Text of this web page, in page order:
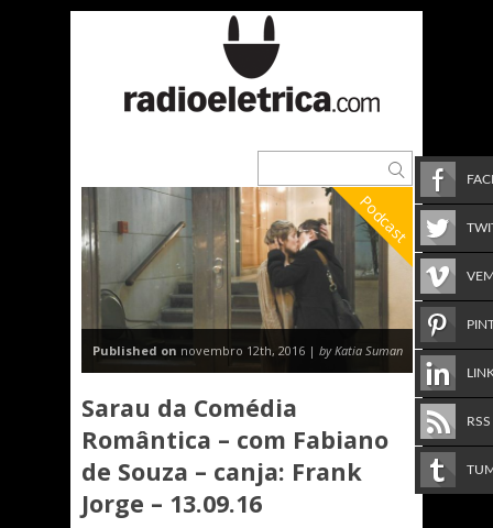
Podcast
Published on novembro 12th, 2016 | by Katia Suman
Sarau da Comédia
Romântica – com Fabiano
de Souza – canja: Frank
Jorge – 13.09.16
RSS